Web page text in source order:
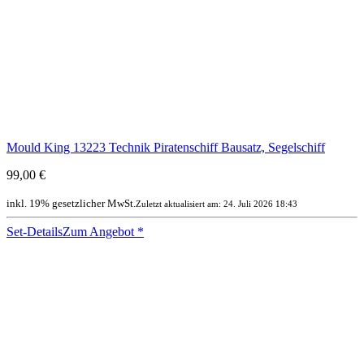
Mould King 13223 Technik Piratenschiff Bausatz, Segelschiff
99,00 €
inkl. 19% gesetzlicher MwSt.Zuletzt aktualisiert am: 24. Juli 2026 18:43
Set-DetailsZum Angebot *